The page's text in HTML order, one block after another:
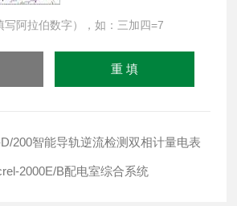
写阿拉伯数字），如：三加四=7
200智能导轨逆流检测双相计量电表
2000E/B配电室综合系统